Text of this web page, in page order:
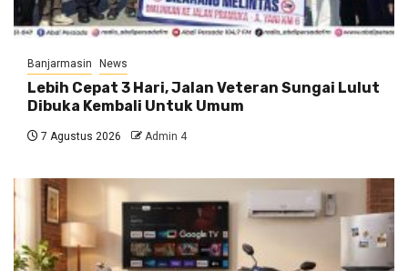
Banjarmasin News
Lebih Cepat 3 Hari, Jalan Veteran Sungai Lulut
Dibuka Kembali Untuk Umum
7 Agustus 2026 Admin 4